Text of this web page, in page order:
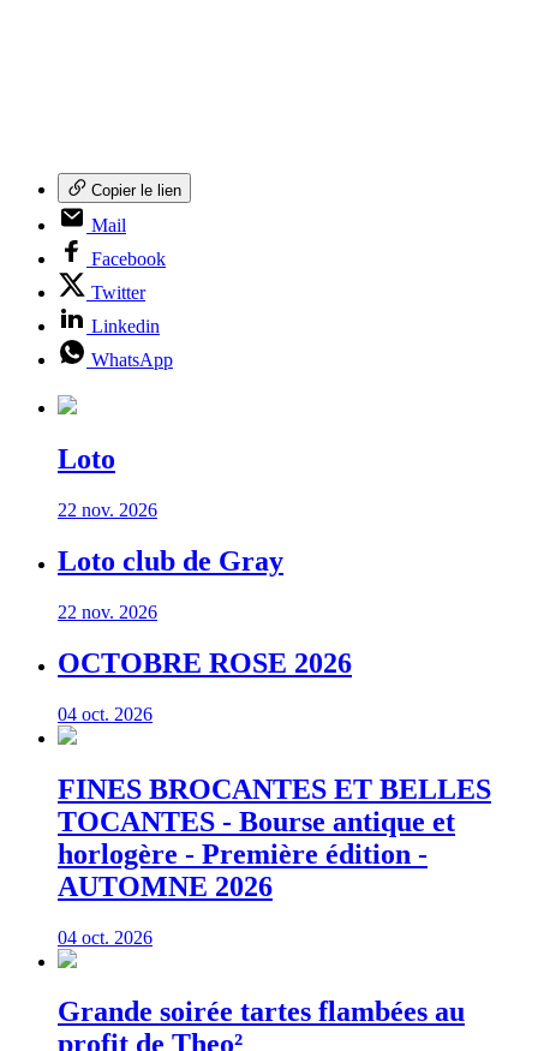
Copier le lien
Mail
Facebook
Twitter
Linkedin
WhatsApp
Loto
22 nov. 2026
Loto club de Gray
22 nov. 2026
OCTOBRE ROSE 2026
04 oct. 2026
FINES BROCANTES ET BELLES
TOCANTES - Bourse antique et
horlogère - Première édition -
AUTOMNE 2026
04 oct. 2026
Grande soirée tartes flambées au
profit de Theo²